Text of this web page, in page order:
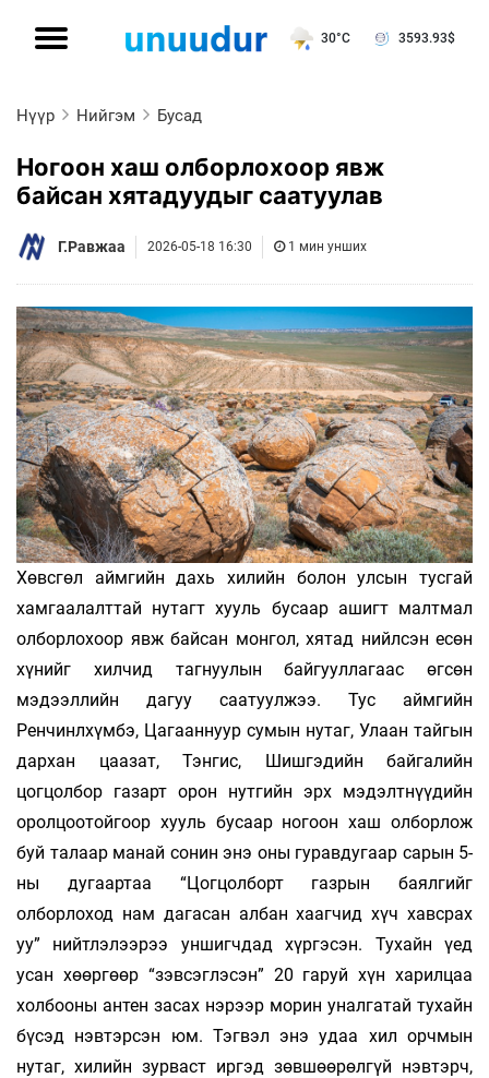
30°C 3593.93$
Нүүр Нийгэм Бусад
Ногоон хаш олборлохоор явж
байсан хятадуудыг саатуулав
Г.Равжаа 2026-05-18 16:30 1 мин унших
Хөвсгөл аймгийн дахь хилийн болон улсын тусгай
хамгаалалттай нутагт хууль бусаар ашигт малтмал
олборлохоор явж байсан монгол, хятад нийлсэн есөн
хүнийг хилчид тагнуулын байгууллагаас өгсөн
мэдээллийн дагуу саатуулжээ. Тус аймгийн
Ренчинлхүмбэ, Цагааннуур сумын нутаг, Улаан тайгын
дархан цаазат, Тэнгис, Шишгэдийн байгалийн
цогцолбор газарт орон нутгийн эрх мэдэлтнүүдийн
оролцоотойгоор хууль бусаар ногоон хаш олборлож
буй талаар манай сонин энэ оны гуравдугаар сарын 5-
ны дугаартаа “Цогцолборт газрын баялгийг
олборлоход нам дагасан албан хаагчид хүч хавсрах
уу” нийтлэлээрээ уншигчдад хүргэсэн. Тухайн үед
усан хөөргөөр “зэвсэглэсэн” 20 гаруй хүн харилцаа
холбооны антен засах нэрээр морин уналгатай тухайн
бүсэд нэвтэрсэн юм. Тэгвэл энэ удаа хил орчмын
нутаг, хилийн зурваст иргэд зөвшөөрөлгүй нэвтэрч,